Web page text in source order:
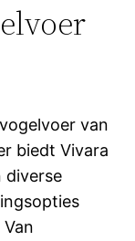
van
biedt Vivara
diverse